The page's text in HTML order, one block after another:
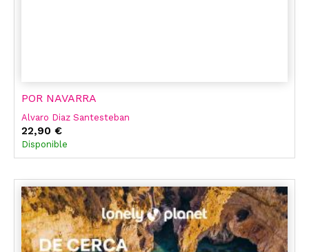
POR NAVARRA
Alvaro Diaz Santesteban
22,90 €
Disponible